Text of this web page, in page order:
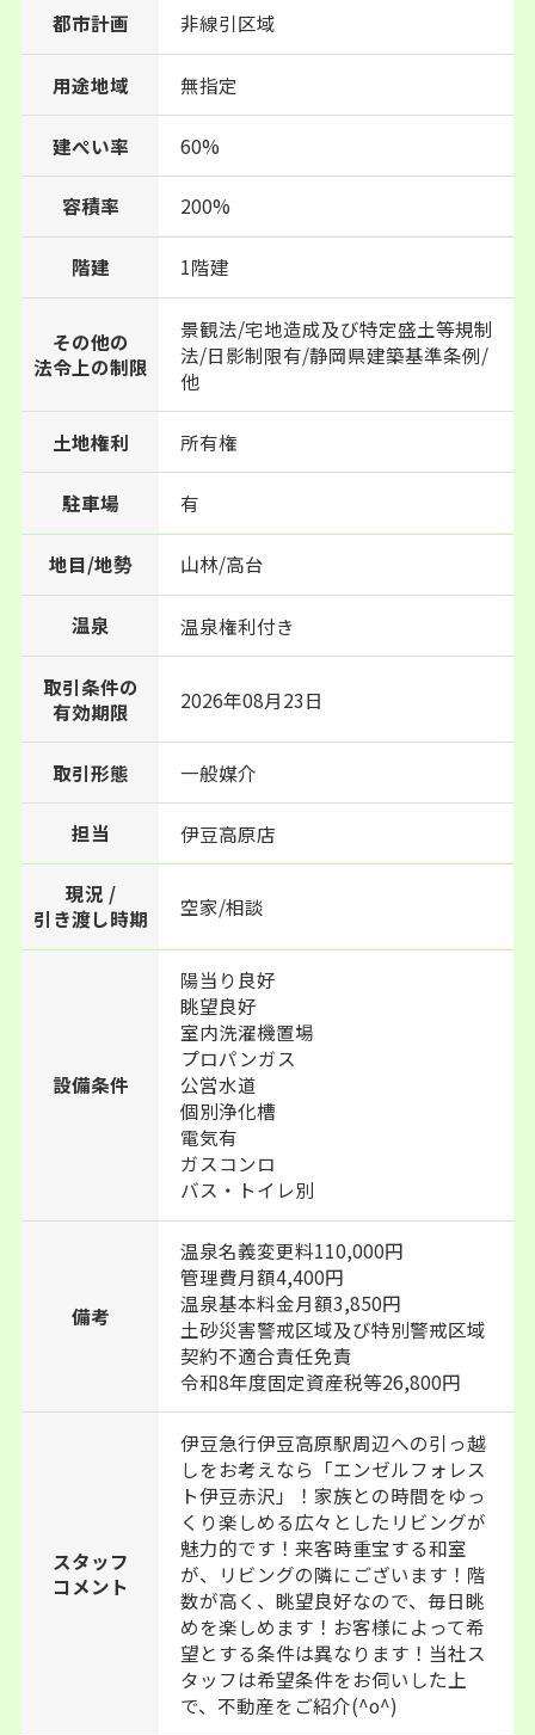
都市計画 非線引区域
用途地域 無指定
建ぺい率 60%
容積率 200%
階建 1階建
その他の
法令上の制限
景観法/宅地造成及び特定盛土等規制
法/日影制限有/静岡県建築基準条例/
他
土地権利 所有権
駐車場 有
地目/地勢 山林/高台
温泉 温泉権利付き
取引条件の
有効期限
2026年08月23日
取引形態 一般媒介
担当 伊豆高原店
現況 /
引き渡し時期
空家/相談
設備条件
陽当り良好
眺望良好
室内洗濯機置場
プロパンガス
公営水道
個別浄化槽
電気有
ガスコンロ
バス・トイレ別
備考
温泉名義変更料110,000円
管理費月額4,400円
温泉基本料金月額3,850円
土砂災害警戒区域及び特別警戒区域
契約不適合責任免責
令和8年度固定資産税等26,800円
スタッフ
コメント
伊豆急行伊豆高原駅周辺への引っ越
しをお考えなら「エンゼルフォレス
ト伊豆赤沢」！家族との時間をゆっ
くり楽しめる広々としたリビングが
魅力的です！来客時重宝する和室
が、リビングの隣にございます！階
数が高く、眺望良好なので、毎日眺
めを楽しめます！お客様によって希
望とする条件は異なります！当社ス
タッフは希望条件をお伺いした上
で、不動産をご紹介(^o^)